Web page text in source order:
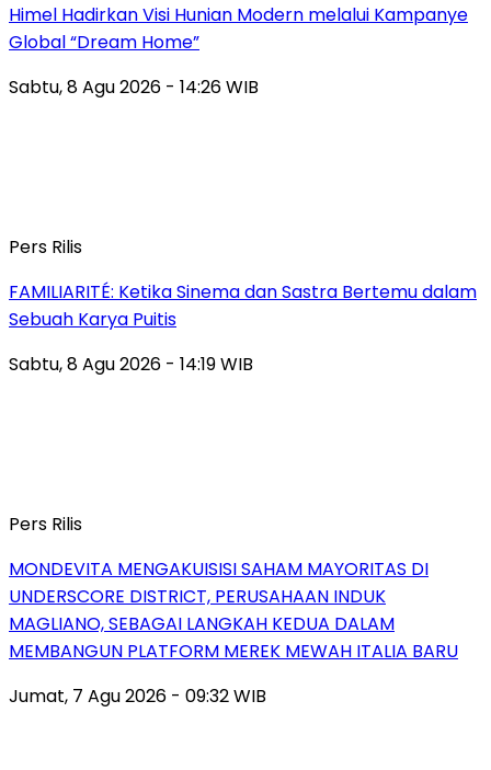
Himel Hadirkan Visi Hunian Modern melalui Kampanye
Global “Dream Home”
Sabtu, 8 Agu 2026 - 14:26 WIB
Pers Rilis
FAMILIARITÉ: Ketika Sinema dan Sastra Bertemu dalam
Sebuah Karya Puitis
Sabtu, 8 Agu 2026 - 14:19 WIB
Pers Rilis
MONDEVITA MENGAKUISISI SAHAM MAYORITAS DI
UNDERSCORE DISTRICT, PERUSAHAAN INDUK
MAGLIANO, SEBAGAI LANGKAH KEDUA DALAM
MEMBANGUN PLATFORM MEREK MEWAH ITALIA BARU
Jumat, 7 Agu 2026 - 09:32 WIB